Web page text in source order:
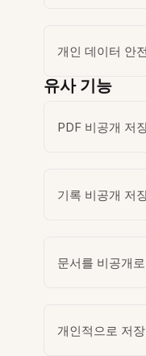
개인 데이터 안
유사 기능
PDF 비공개 저
기록 비공개 저
문서를 비공개
개인적으로 저